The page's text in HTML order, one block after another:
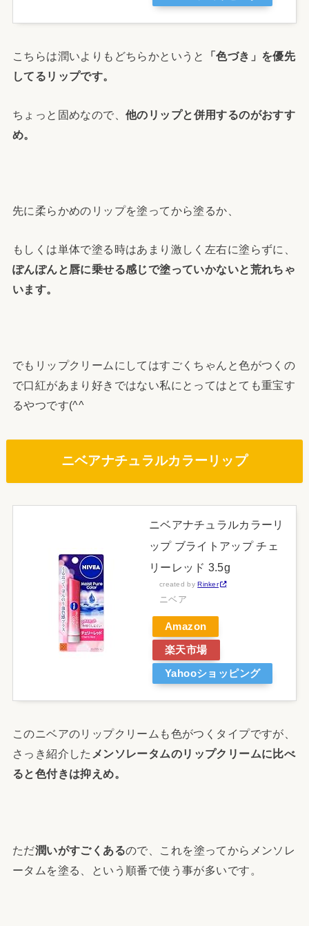
こちらは潤いよりもどちらかというと
「色づき」を優先
してるリップです。
ちょっと固めなので、他のリップと併用するのがおすす
め。
先に柔らかめのリップを塗ってから塗るか、
もしくは単体で塗る時はあまり激しく左右に塗らずに、
ぽんぽんと唇に乗せる感じで塗っていかないと荒れちゃ
います。
でもリップクリームにしてはすごくちゃんと色がつくの
で口紅があまり好きではない私にとってはとても重宝す
るやつです(^^
ニベアナチュラルカラーリップ
ニベアナチュラルカラーリ
ップ ブライトアップ チェ
リーレッド 3.5g
created by Rinker
ニベア
Amazon
楽天市場
Yahooショッピング
このニベアのリップクリームも色がつくタイプですが、
さっき紹介した メンソレータムのリップクリームに比べ
ると色付きは抑えめ。
ただ潤いがすごくあるので、これを塗ってからメンソレ
ータムを塗る、という順番で使う事が多いです。